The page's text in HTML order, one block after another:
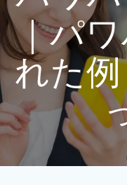
｜パ
れた